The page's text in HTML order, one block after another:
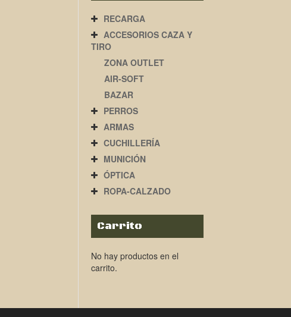
RECARGA
ACCESORIOS CAZA Y
TIRO
ZONA OUTLET
AIR-SOFT
BAZAR
PERROS
ARMAS
CUCHILLERÍA
MUNICIÓN
ÓPTICA
ROPA-CALZADO
Carrito
No hay productos en el
carrito.